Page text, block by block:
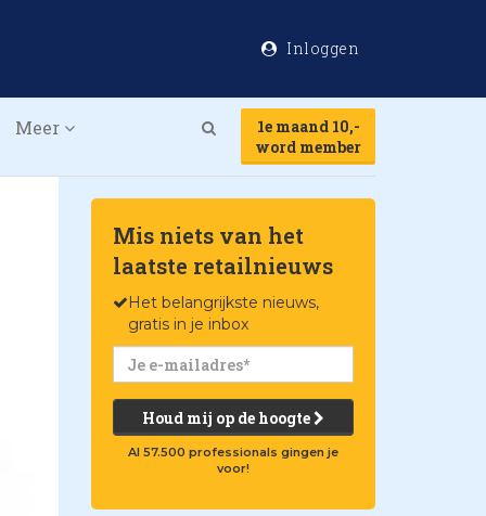
Inloggen
Meer
1e maand 10,-
word member
Mis niets van het
laatste retailnieuws
Het belangrijkste nieuws,
gratis in je inbox
Houd mij op de hoogte
Al 57.500 professionals gingen je
voor!